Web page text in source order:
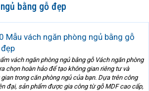
bằng gỗ đẹp
Mẫu vách ngăn phòng ngủ bằng gỗ
vách ngăn phòng ngủ bằng gỗ Vách ngăn phòng
chọn hoàn hảo để tạo không gian riêng tư và
trong căn phòng ngủ của bạn. Dựa trên công
đại, sản phẩm được gia công từ gỗ MDF cao cấp,